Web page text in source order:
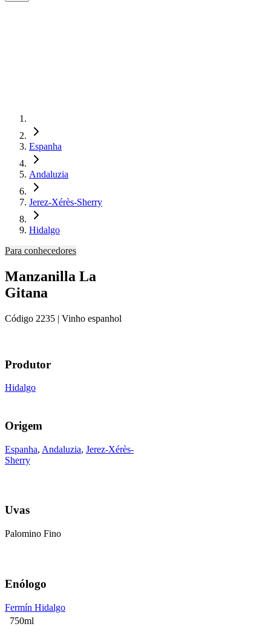
Espanha
Andaluzia
Jerez-Xérès-Sherry
Hidalgo
Para conhecedores
Manzanilla La
Gitana
Código 2235 | Vinho espanhol
Produtor
Hidalgo
Origem
Espanha, Andaluzia, Jerez-Xérès-
Sherry
Uvas
Palomino Fino
Enólogo
Fermín Hidalgo
750ml